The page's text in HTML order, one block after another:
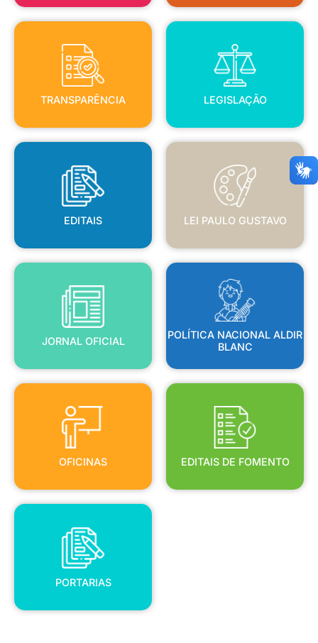
TRANSPARÊNCIA
TRANSPARÊNCIA
LEGISLAÇÃO
LEGISLAÇÃO
EDITAIS
EDITAIS
LEI PAULO GUSTAVO
LEI PAULO GUSTAVO
JORNAL OFICIAL
JORNAL OFICIAL
POLÍTICA NACIONAL ALDIR
BLANC
POLÍTICA NACIONAL ALDIR
BLANC
OFICINAS
OFICINAS
EDITAIS DE FOMENTO
EDITAIS DE FOMENTO
PORTARIAS
PORTARIAS